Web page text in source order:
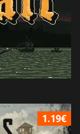
1.19€